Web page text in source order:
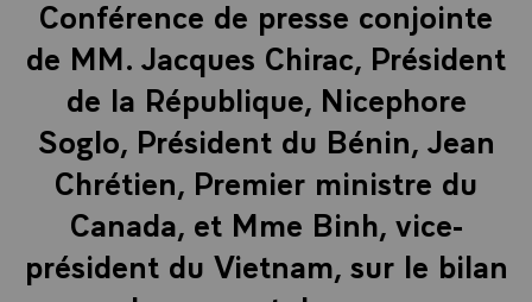
Conférence de presse conjointe
de MM. Jacques Chirac, Président
de la République, Nicephore
Soglo, Président du Bénin, Jean
Chrétien, Premier ministre du
Canada, et Mme Binh, vice-
président du Vietnam, sur le bilan